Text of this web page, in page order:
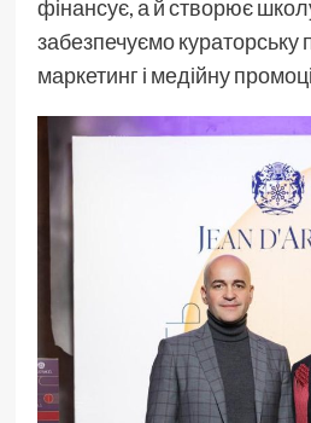
фінансує, а й створює
забезпечуємо кураторську
маркетинг і медійну